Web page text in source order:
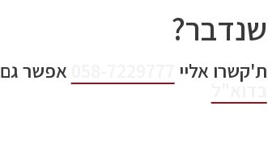
שנדבר?
ת'קשרו אליי אפשר גם
בדוא"ל